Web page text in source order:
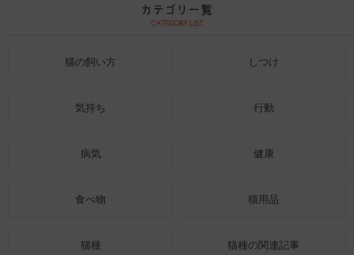
猫の飼い方 しつけ
気持ち 行動
病気 健康
食べ物 猫用品
猫種 猫種の関連記事